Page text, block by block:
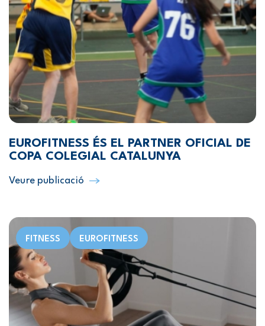
EUROFITNESS ÉS EL PARTNER OFICIAL DE
COPA COLEGIAL CATALUNYA
Veure publicació
FITNESS EUROFITNESS